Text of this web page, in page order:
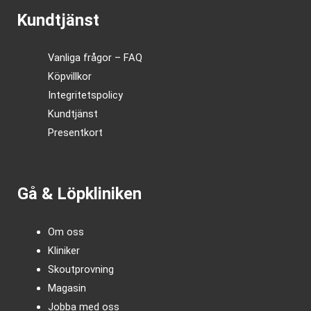
Kundtjänst
Vanliga frågor – FAQ
Köpvillkor
Integritetspolicy
Kundtjänst
Presentkort
Gå & Löpkliniken
Om oss
Kliniker
Skoutprovning
Magasin
Jobba med oss